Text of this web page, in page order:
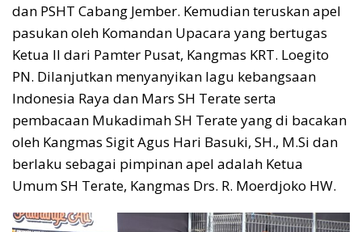
dan PSHT Cabang Jember. Kemudian teruskan apel
pasukan oleh Komandan Upacara yang bertugas
Ketua II dari Pamter Pusat, Kangmas KRT. Loegito
PN. Dilanjutkan menyanyikan lagu kebangsaan
Indonesia Raya dan Mars SH Terate serta
pembacaan Mukadimah SH Terate yang di bacakan
oleh Kangmas Sigit Agus Hari Basuki, SH., M.Si dan
berlaku sebagai pimpinan apel adalah Ketua
Umum SH Terate, Kangmas Drs. R. Moerdjoko HW.